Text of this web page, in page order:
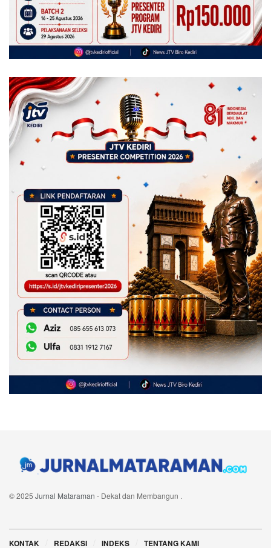
© 2025 Jurnal Mataraman - Dekat dan Membangun .
KONTAK REDAKSI INDEKS TENTANG KAMI